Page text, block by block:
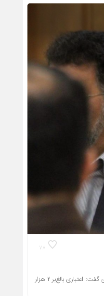
۷۸
نماینده مردم شیروان در مجلس با اشاره به بهره‌برداری از فاز نخست بخش بخار نیروگاه سیکل ترکیبی شیروان در مهرماه سال جاری گفت: اعتباری بالغ‌بر ۲ هزار